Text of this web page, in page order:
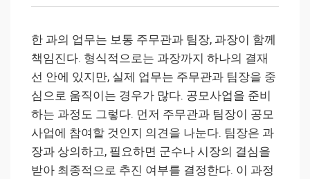
한 과의 업무는 보통 주무관과 팀장, 과장이 함께
책임진다. 형식적으로는 과장까지 하나의 결재
선 안에 있지만, 실제 업무는 주무관과 팀장을 중
심으로 움직이는 경우가 많다. 공모사업을 준비
하는 과정도 그렇다. 먼저 주무관과 팀장이 공모
사업에 참여할 것인지 의견을 나눈다. 팀장은 과
장과 상의하고, 필요하면 군수나 시장의 결심을
받아 최종적으로 추진 여부를 결정한다. 이 과정